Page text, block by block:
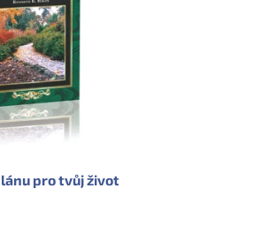
pro tvůj život